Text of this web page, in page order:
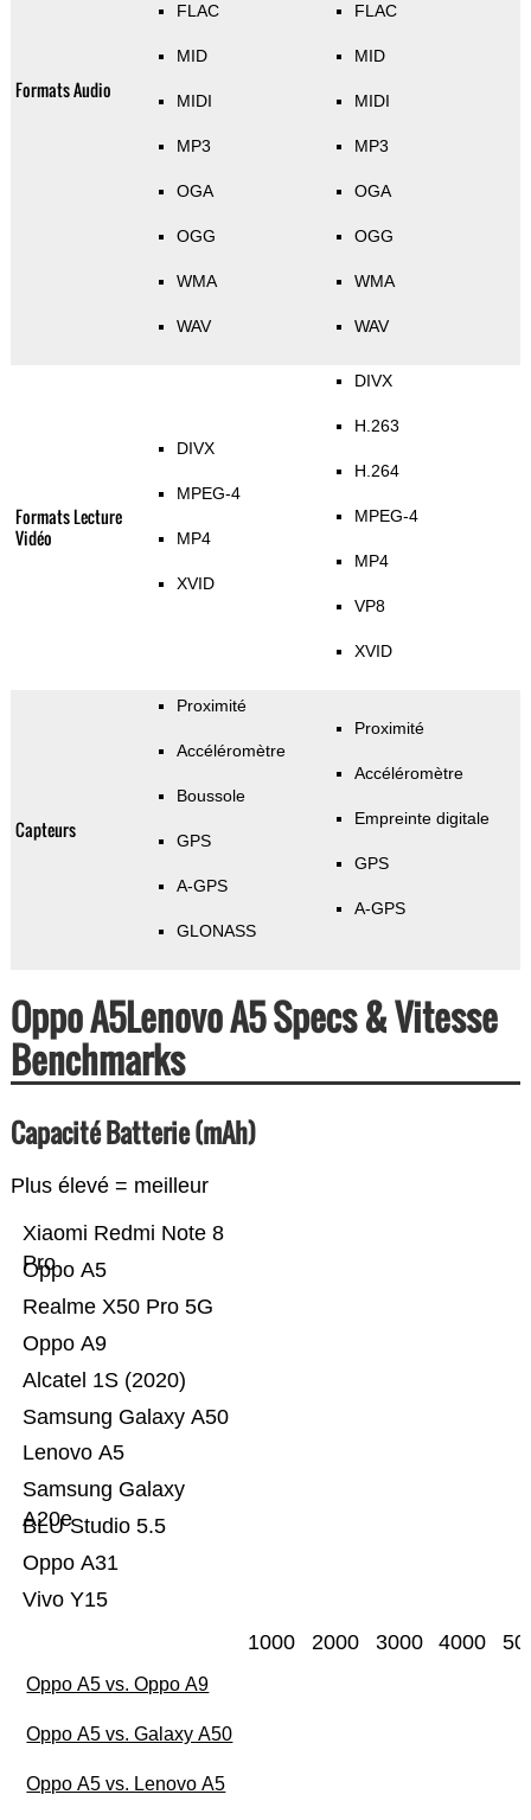
Formats Audio
FLAC
MID
MIDI
MP3
OGA
OGG
WMA
WAV
FLAC
MID
MIDI
MP3
OGA
OGG
WMA
WAV
Formats Lecture
Vidéo
DIVX
MPEG-4
MP4
XVID
DIVX
H.263
H.264
MPEG-4
MP4
VP8
XVID
Capteurs
Proximité
Accéléromètre
Boussole
GPS
A-GPS
GLONASS
Proximité
Accéléromètre
Empreinte digitale
GPS
A-GPS
Oppo A5Lenovo A5 Specs & Vitesse
Benchmarks
Capacité Batterie (mAh)
Plus élevé = meilleur
Vivo Y15
Oppo A31
BLU Studio 5.5
Samsung Galaxy
A20e
Lenovo A5
Samsung Galaxy A50
Alcatel 1S (2020)
Oppo A9
Realme X50 Pro 5G
Oppo A5
Xiaomi Redmi Note 8
Pro
1000 2000 3000 4000
Oppo A5 vs. Oppo A9
Oppo A5 vs. Galaxy A50
Oppo A5 vs. Lenovo A5